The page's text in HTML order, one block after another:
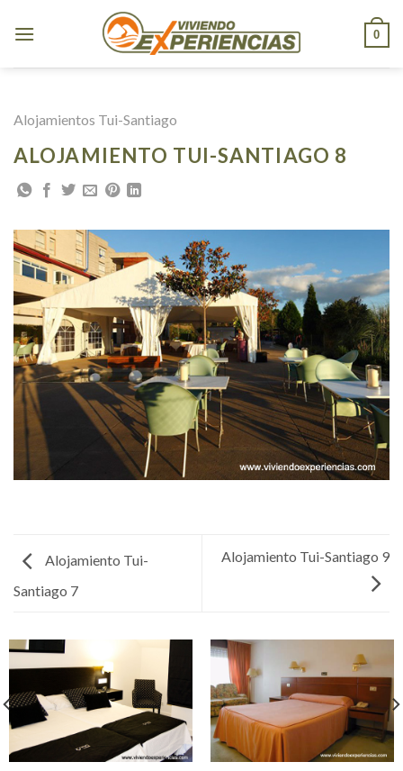
0
Alojamientos Tui-Santiago
ALOJAMIENTO TUI-SANTIAGO 8
Alojamiento Tui-
Santiago 7
Alojamiento Tui-Santiago 9